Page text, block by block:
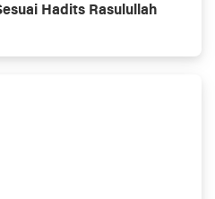
Hadits Rasulullah